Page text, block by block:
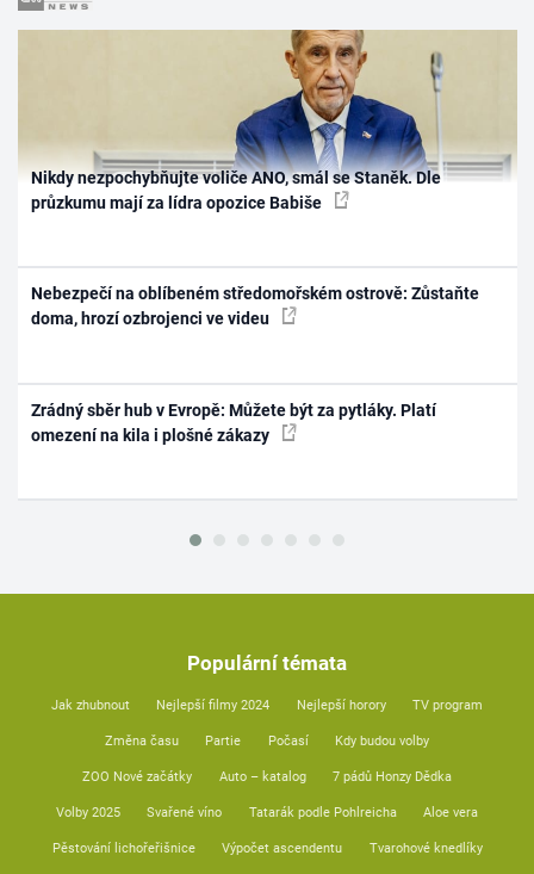
Nikdy nezpochybňujte voliče ANO, smál se Staněk. Dle
průzkumu mají za lídra opozice Babiše
Nebezpečí na oblíbeném středomořském ostrově: Zůstaňte
doma, hrozí ozbrojenci ve videu
Zrádný sběr hub v Evropě: Můžete být za pytláky. Platí
omezení na kila i plošné zákazy
Populární témata
Jak zhubnout Nejlepší filmy 2024 Nejlepší horory TV program
Změna času Partie Počasí Kdy budou volby
ZOO Nové začátky Auto – katalog 7 pádů Honzy Dědka
Volby 2025 Svařené víno Tatarák podle Pohlreicha Aloe vera
Pěstování lichořeřišnice Výpočet ascendentu Tvarohové knedlíky